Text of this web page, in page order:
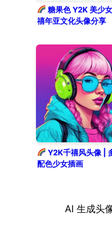
糖果色 Y2K 美少
禧年亚文化头像分享
Y2K千禧风头像 |
配色少女插画
AI 生成头